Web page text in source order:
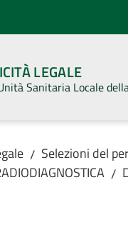
LEGALE
Sanitaria Locale
/ Selezioni del
/